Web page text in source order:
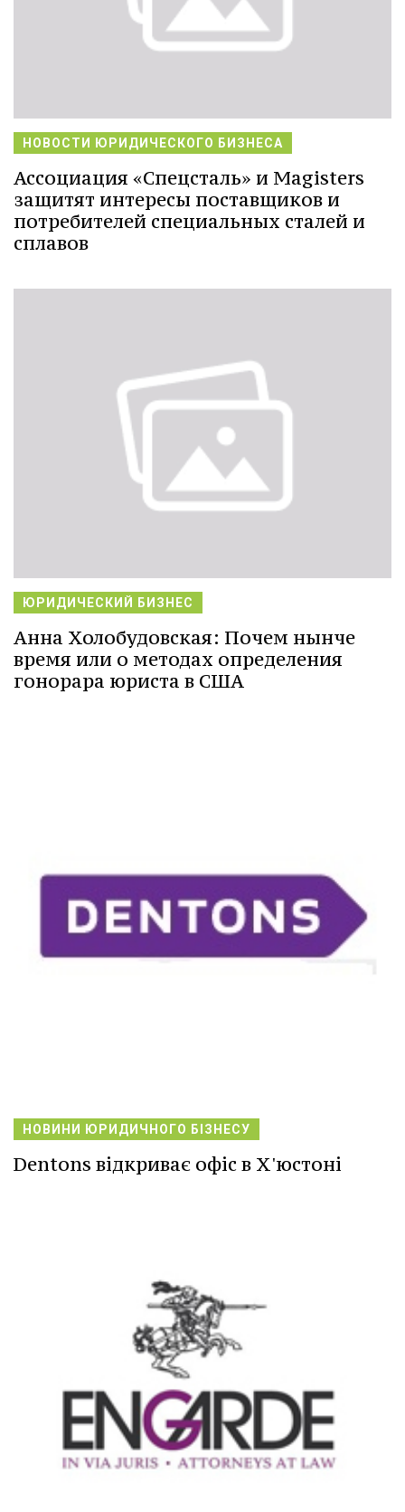
НОВОСТИ ЮРИДИЧЕСКОГО БИЗНЕСА
Ассоциация «Спецсталь» и Magisters
защитят интересы поставщиков и
потребителей специальных сталей и
сплавов
ЮРИДИЧЕСКИЙ БИЗНЕС
Анна Холобудовская: Почем нынче
время или о методах определения
гонорара юриста в США
НОВИНИ ЮРИДИЧНОГО БІЗНЕСУ
Dentons відкриває офіс в Х'юстоні